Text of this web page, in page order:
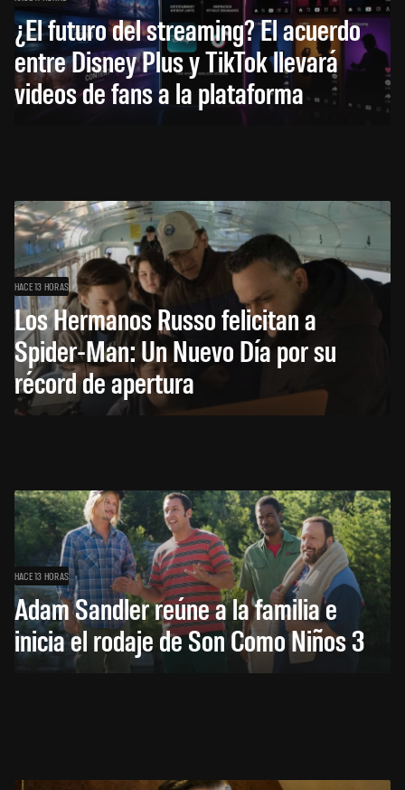
¿El futuro del streaming? El acuerdo
entre Disney Plus y TikTok llevará
videos de fans a la plataforma
HACE 13 HORAS
Los Hermanos Russo felicitan a
Spider-Man: Un Nuevo Día por su
récord de apertura
HACE 13 HORAS
Adam Sandler reúne a la familia e
inicia el rodaje de Son Como Niños 3